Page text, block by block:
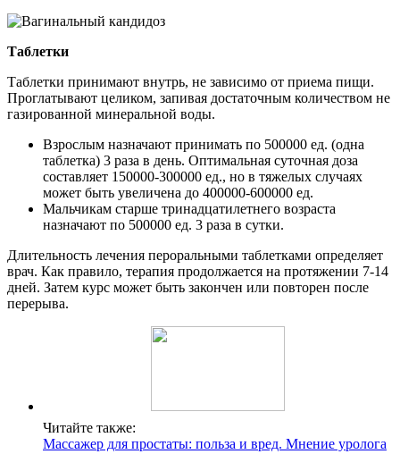
Таблетки
Таблетки принимают внутрь, не зависимо от приема пищи.
Проглатывают целиком, запивая достаточным количеством не
газированной минеральной воды.
Взрослым назначают принимать по 500000 ед. (одна
таблетка) 3 раза в день. Оптимальная суточная доза
составляет 150000-300000 ед., но в тяжелых случаях
может быть увеличена до 400000-600000 ед.
Мальчикам старше тринадцатилетнего возраста
назначают по 500000 ед. 3 раза в сутки.
Длительность лечения пероральными таблетками определяет
врач. Как правило, терапия продолжается на протяжении 7-14
дней. Затем курс может быть закончен или повторен после
перерыва.
Читайте также:
Массажер для простаты: польза и вред. Мнение уролога